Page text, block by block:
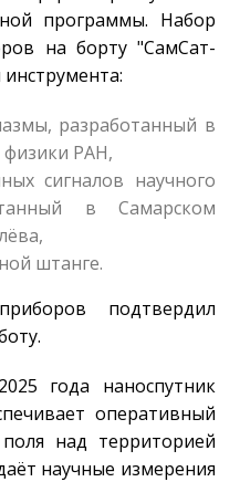
программы. Набор
на борту "СамСат-
разработанный в
физики РАН,
сигналов научного
в Самарском
штанге.
подтвердил
года наноспутник
оперативный
над территорией
научные измерения